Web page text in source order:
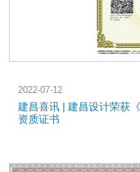
2022-07-12
建昌喜讯 | 建昌设计荣获
资质证书